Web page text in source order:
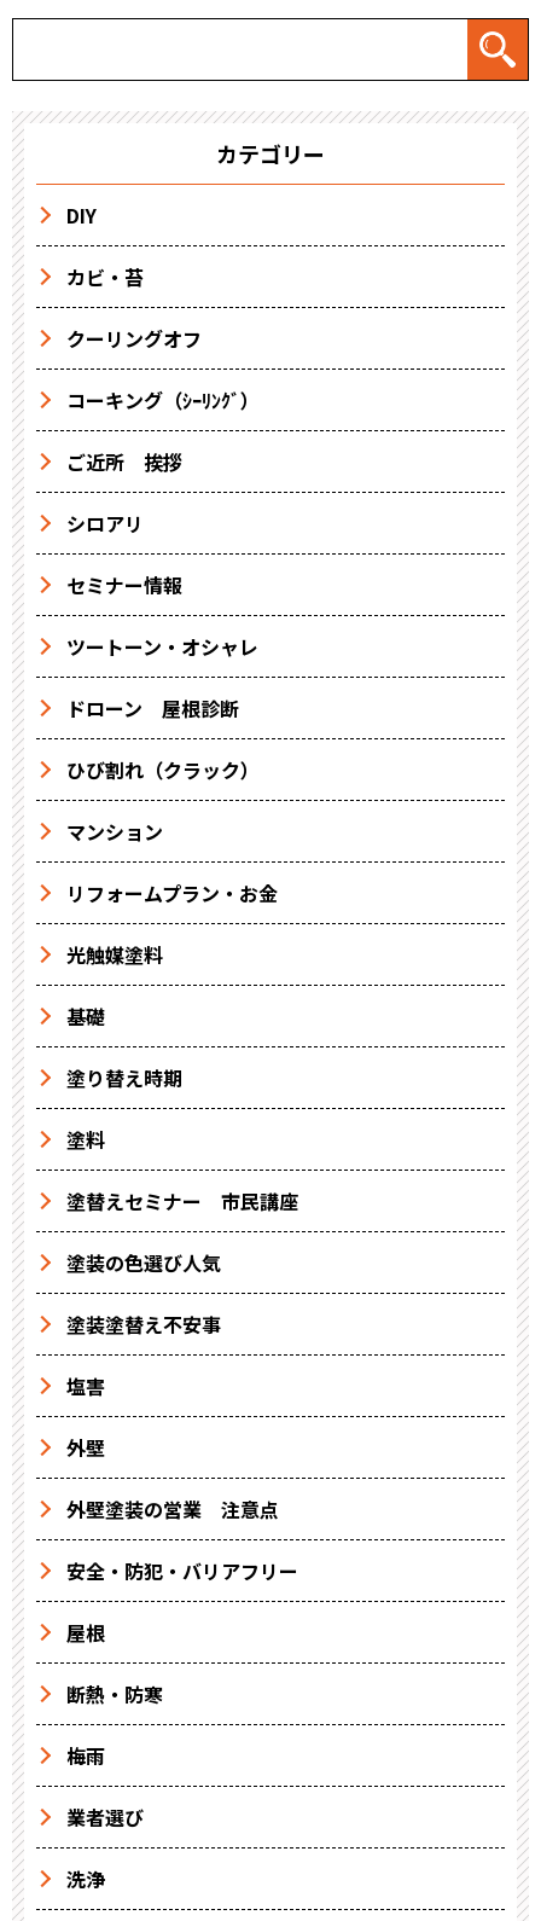
カテゴリー
DIY
カビ・苔
クーリングオフ
コーキング（ｼｰﾘﾝｸﾞ）
ご近所 挨拶
シロアリ
セミナー情報
ツートーン・オシャレ
ドローン 屋根診断
ひび割れ（クラック）
マンション
リフォームプラン・お金
光触媒塗料
基礎
塗り替え時期
塗料
塗替えセミナー 市民講座
塗装の色選び人気
塗装塗替え不安事
塩害
外壁
外壁塗装の営業 注意点
安全・防犯・バリアフリー
屋根
断熱・防寒
梅雨
業者選び
洗浄